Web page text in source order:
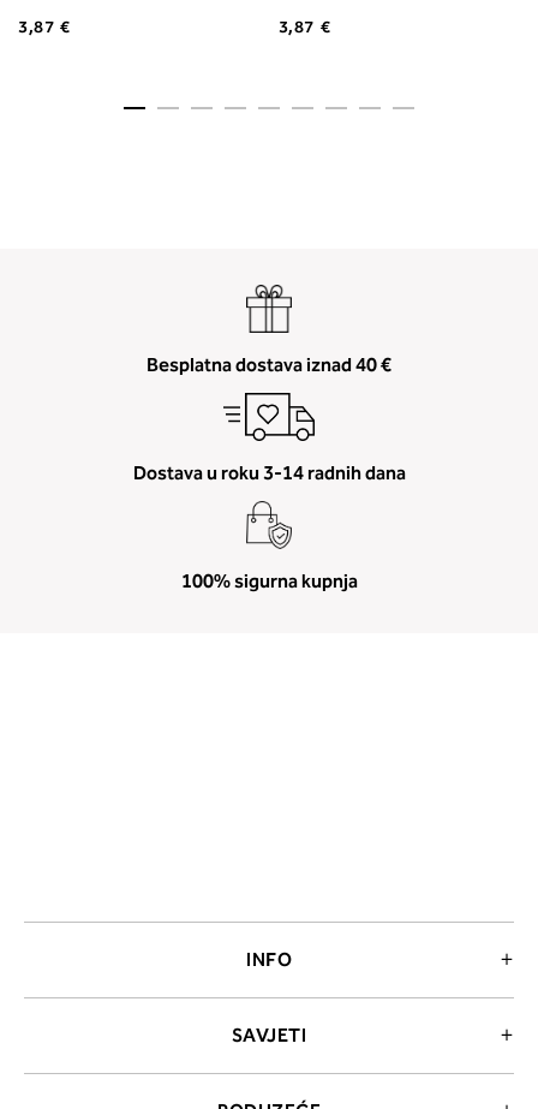
3,87 €
3,87 €
Besplatna dostava iznad 40 €
Dostava u roku 3-14 radnih dana
100% sigurna kupnja
INFO
SAVJETI